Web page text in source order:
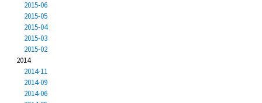
2015-06
2015-05
2015-04
2015-03
2015-02
2014
2014-11
2014-09
2014-06